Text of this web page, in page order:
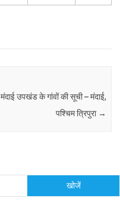
मंदाई उपखंड के गांवों की सूची – मंदाई,
पश्चिम त्रिपुरा →
खोजें